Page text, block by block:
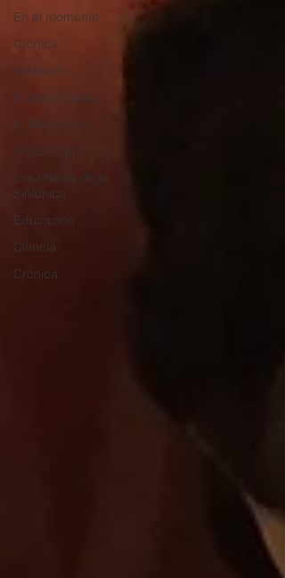
En el momento
Crónica
Ambiente
Festival Casals
In Memoriam
Arquitectura
Los rostros de la
Sinfónica
Educación
Ciencia
Crónica